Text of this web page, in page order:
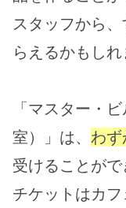
スタッフから
らえるかもしれ
「マスター・
室）」は、 わず
受けることがで
チケットはカ